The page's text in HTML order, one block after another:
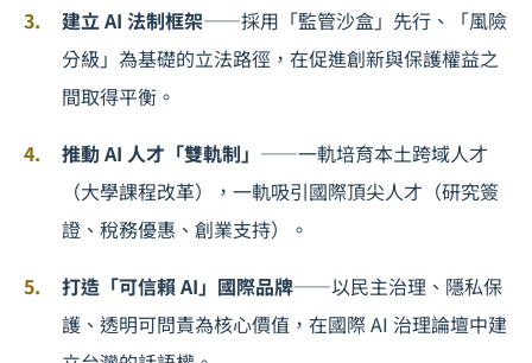
建立 AI 法制框架——採用「監管沙盒」先行、「風險
分級」為基礎的立法路徑，在促進創新與保護權益之
間取得平衡。
推動 AI 人才「雙軌制」 ——一軌培育本土跨域人才
（大學課程改革），一軌吸引國際頂尖人才（研究簽
證、稅務優惠、創業支持）。
打造「可信賴 AI」國際品牌——以民主治理、隱私保
護、透明可問責為核心價值，在國際 AI 治理論壇中建